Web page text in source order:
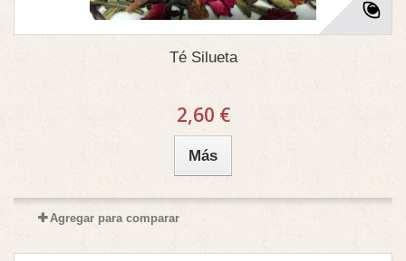
Té Silueta
2,60 €
Más
Agregar para comparar